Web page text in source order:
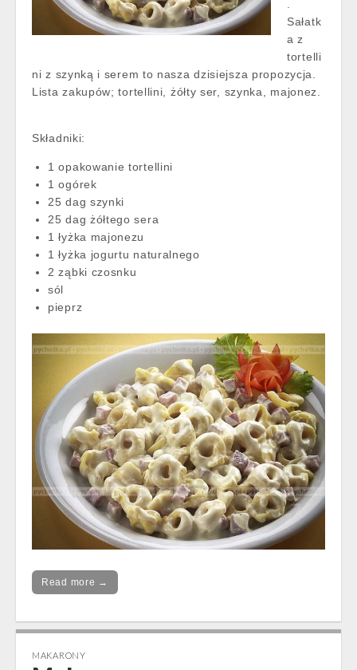
Sałatk
a z
tortelli
ni z szynką i serem to nasza dzisiejsza propozycja.
Lista zakupów; tortellini, żółty ser, szynka, majonez.
Składniki:
1 opakowanie tortellini
1 ogórek
25 dag szynki
25 dag żółtego sera
1 łyżka majonezu
1 łyżka jogurtu naturalnego
2 ząbki czosnku
sól
pieprz
Read more →
MAKARONY